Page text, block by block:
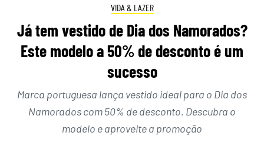
VIDA & LAZER
Já tem vestido de Dia dos Namorados?
Este modelo a 50% de desconto é um
sucesso
Marca portuguesa lança vestido ideal para o Dia dos
Namorados com 50% de desconto. Descubra o
modelo e aproveite a promoção